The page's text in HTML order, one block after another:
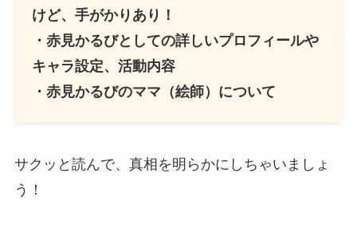
けど、手がかりあり！
・赤見かるびとしての詳しいプロフィールや
キャラ設定、活動内容
・赤見かるびのママ（絵師）について
サクッと読んで、真相を明らかにしちゃいましょ
う！